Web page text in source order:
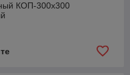
КОП-300х300